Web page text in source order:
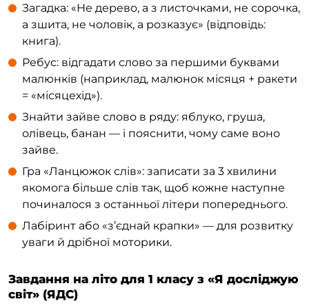
Загадка: «Не дерево, а з листочками, не сорочка,
а зшита, не чоловік, а розказує» (відповідь:
книга).
Ребус: відгадати слово за першими буквами
малюнків (наприклад, малюнок місяця + ракети
= «місяцехід»).
Знайти зайве слово в ряду: яблуко, груша,
олівець, банан — і пояснити, чому саме воно
зайве.
Гра «Ланцюжок слів»: записати за 3 хвилини
якомога більше слів так, щоб кожне наступне
починалося з останньої літери попереднього.
Лабіринт або «з’єднай крапки» — для розвитку
уваги й дрібної моторики.
Завдання на літо для 1 класу з «Я досліджую
світ» (ЯДС)